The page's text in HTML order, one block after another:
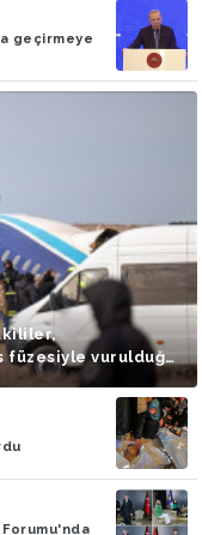
geçirmeye
füzesiyle vurulduğu